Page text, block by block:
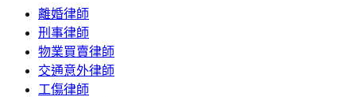
離婚律師
刑事律師
物業買賣律師
交通意外律師
工傷律師